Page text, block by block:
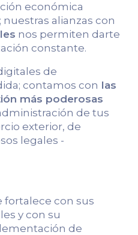
económica
alianzas con
nos permiten darte
constante.
de
contamos con las
más poderosas
de tus
exterior, de
legales -
fortalece con sus
y con su
de